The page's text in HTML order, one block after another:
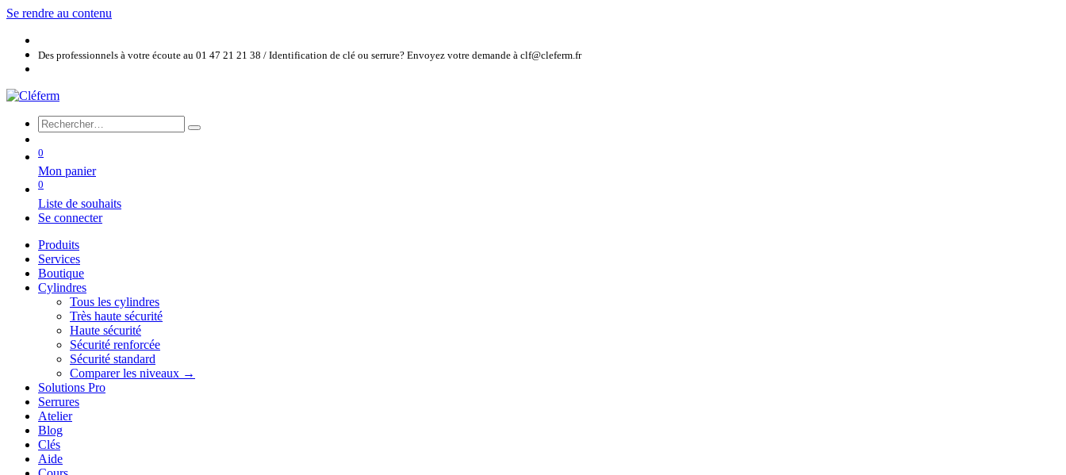
Se rendre au contenu
Des professionnels à votre écoute au 01 47 21 21 38 / Identification de clé ou serrure? Envoyez votre demande à clf@cleferm.fr
0
Mon panier
0
Liste de souhaits
Se connecter
Produits
Services
Boutique
Cylindres
Tous les cylindres
Très haute sécurité
Haute sécurité
Sécurité renforcée
Sécurité standard
Comparer les niveaux →
Solutions Pro
Serrures
Atelier
Blog
Clés
Aide